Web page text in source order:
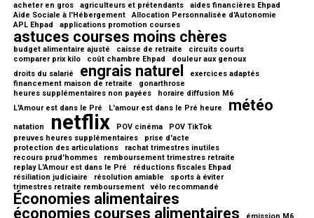
acheter en gros agriculteurs et prétendants
aides financières Ehpad
Aide Sociale à l'Hébergement
Allocation Personnalisée d'Autonomie
APL Ehpad
applications promotion courses
astuces courses moins chères
budget alimentaire ajusté caisse de retraite
circuits courts
comparer prix kilo
coût chambre Ehpad
douleur aux genoux
droits du salarié
engrais naturel
exercices adaptés
financement maison de retraite
gonarthrose
heures supplémentaires non payées
horaire diffusion M6
L'Amour est dans le Pré
L'amour est dans le Pré heure météo
natation netflix POV cinéma
POV TikTok
preuves heures supplémentaires
prise d'acte
protection des articulations
rachat trimestres inutiles
recours prud'hommes
remboursement trimestres retraite
replay L'Amour est dans le Pré
réductions fiscales Ehpad
résiliation judiciaire
résolution amiable
sports à éviter
trimestres retraite remboursement
vélo recommandé
Économies alimentaires
économies courses alimentaires